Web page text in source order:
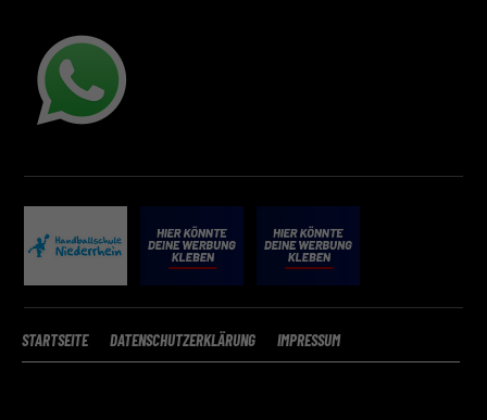
STARTSEITE DATENSCHUTZERKLÄRUNG IMPRESSUM